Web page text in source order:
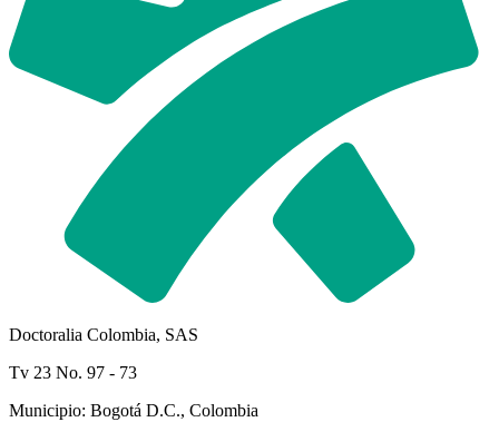
Doctoralia Colombia, SAS
Tv 23 No. 97 - 73
Municipio: Bogotá D.C., Colombia